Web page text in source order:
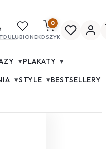
ULUBIONE
0
KOSZYK
▾PLAKATY ▾
▾STYLE ▾BESTSELLERY